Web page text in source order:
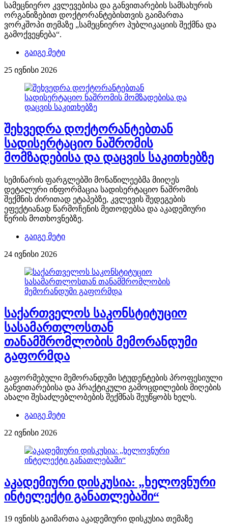
სამეცნიერო კვლევებისა და განვითარების სამსახურის
ორგანიზებით დოქტორანტებისთვის გაიმართა
ვორკშოპი თემაზე „სამეცნიერო პუბლიკაციის შექმნა და
გამოქვეყნება“.
გაიგე მეტი
25 ივნისი 2026
შეხვედრა დოქტორანტებთან
სადისერტაციო ნაშრომის
მომზადებისა და დაცვის საკითხებზე
სემინარის ფარგლებში მონაწილეებმა მიიღეს
დეტალური ინფორმაცია სადისერტაციო ნაშრომის
შექმნის ძირითად ეტაპებზე, კვლევის შედეგების
ეფექტიანად წარმოჩენის მეთოდებსა და აკადემიური
წერის მოთხოვნებზე.
გაიგე მეტი
24 ივნისი 2026
საქართველოს საკონსტიტუციო
სასამართლოსთან
თანამშრომლობის მემორანდუმი
გაფორმდა
გაფორმებული მემორანდუმი სტუდენტების პროფესიული
განვითარებისა და პრაქტიკული გამოცდილების მიღების
ახალი შესაძლებლობების შექმნას შეუწყობს ხელს.
გაიგე მეტი
22 ივნისი 2026
აკადემიური დისკუსია: „ხელოვნური
ინტელექტი განათლებაში“
19 ივნისს გაიმართა აკადემიური დისკუსია თემაზე